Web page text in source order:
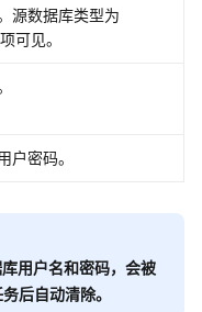
源数据库类型为
可见。
户密码。
用户名和密码，会被
后自动清除。